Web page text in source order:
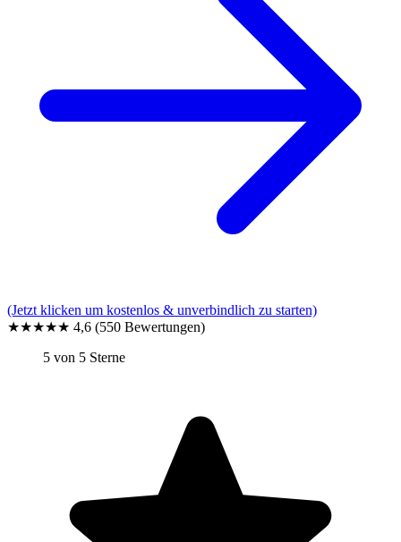
(Jetzt klicken um kostenlos & unverbindlich zu starten)
★★★★★ 4,6 (550 Bewertungen)
5 von 5 Sterne